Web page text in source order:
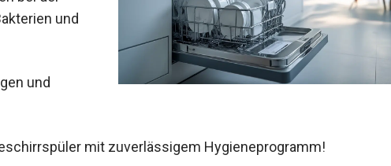
und
und
mit zuverlässigem Hygieneprogramm!